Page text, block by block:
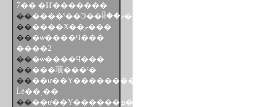
7�� �Ҥ�������
��
����ˤ��Ͽ��ᥤ��ޥ���
��
����Х��֥ޥ���
���ѡ����Ϥ���
����2
���ѡ����Ϥ���
�����顼���ˤ�
����ư��Υ������������ϡ���
Ĺë��͵��
����ư��Υ������ܡ��󡦥������